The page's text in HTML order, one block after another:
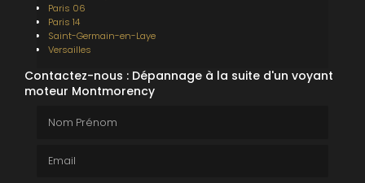
Paris 06
Paris 14
Saint-Germain-en-Laye
Versailles
Contactez-nous : Dépannage à la suite d'un voyant
moteur Montmorency